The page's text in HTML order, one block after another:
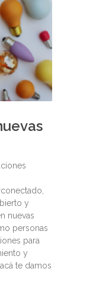
y
nuevas
personas
para
y
te damos